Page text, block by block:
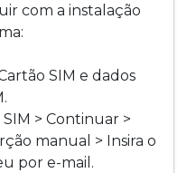
com a instalação
SIM e dados
> Continuar >
manual > Insira o
por e-mail.